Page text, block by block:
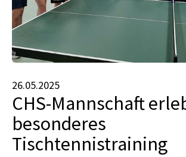
26.05.2025
CHS-Mannschaft
besonderes
Tischtennistraining